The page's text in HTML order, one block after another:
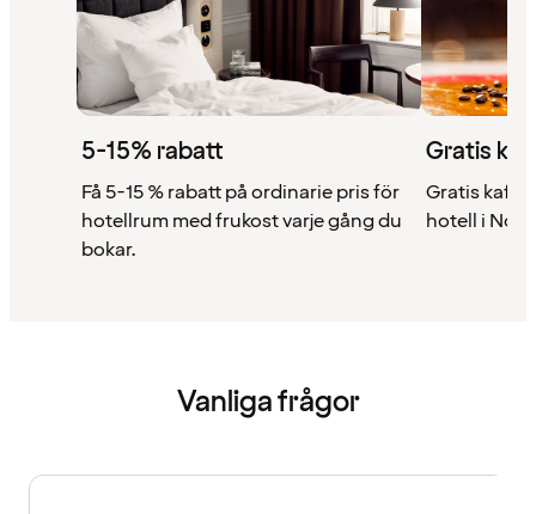
5-15% rabatt
Få 5-15 % rabatt på ordinarie pris för
hotellrum med frukost varje gång du
bokar.
Gratis
Gratis kaffe
hotell i
Vanliga frågor